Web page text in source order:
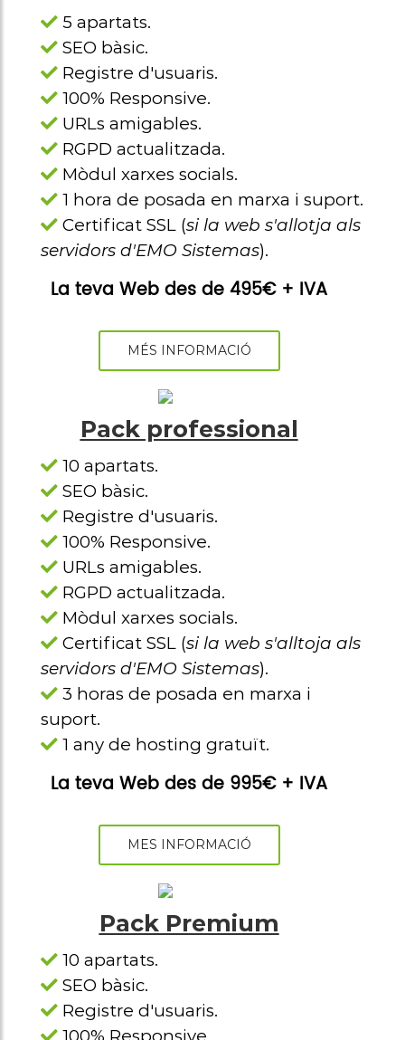
5 apartats.
SEO bàsic.
Registre d'usuaris.
100% Responsive.
URLs amigables.
RGPD actualitzada.
Mòdul xarxes socials.
1 hora de posada en marxa i suport.
Certificat SSL (si la web s'allotja als
servidors d'EMO Sistemas).
La teva Web des de 495€ + IVA
MÉS INFORMACIÓ
Pack professional
10 apartats.
SEO bàsic.
Registre d'usuaris.
100% Responsive.
URLs amigables.
RGPD actualitzada.
Mòdul xarxes socials.
Certificat SSL (si la web s'alltoja als
servidors d'EMO Sistemas).
3 horas de posada en marxa i
suport.
1 any de hosting gratuït.
La teva Web des de 995€ + IVA
MES INFORMACIÓ
Pack Premium
10 apartats.
SEO bàsic.
Registre d'usuaris.